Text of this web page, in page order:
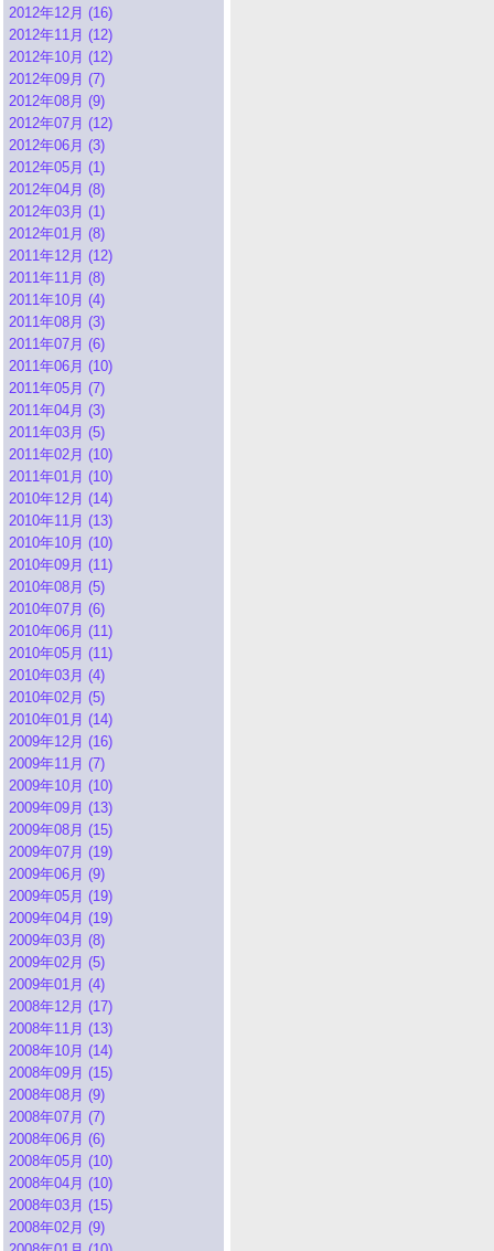
2012年12月 (16)
2012年11月 (12)
2012年10月 (12)
2012年09月 (7)
2012年08月 (9)
2012年07月 (12)
2012年06月 (3)
2012年05月 (1)
2012年04月 (8)
2012年03月 (1)
2012年01月 (8)
2011年12月 (12)
2011年11月 (8)
2011年10月 (4)
2011年08月 (3)
2011年07月 (6)
2011年06月 (10)
2011年05月 (7)
2011年04月 (3)
2011年03月 (5)
2011年02月 (10)
2011年01月 (10)
2010年12月 (14)
2010年11月 (13)
2010年10月 (10)
2010年09月 (11)
2010年08月 (5)
2010年07月 (6)
2010年06月 (11)
2010年05月 (11)
2010年03月 (4)
2010年02月 (5)
2010年01月 (14)
2009年12月 (16)
2009年11月 (7)
2009年10月 (10)
2009年09月 (13)
2009年08月 (15)
2009年07月 (19)
2009年06月 (9)
2009年05月 (19)
2009年04月 (19)
2009年03月 (8)
2009年02月 (5)
2009年01月 (4)
2008年12月 (17)
2008年11月 (13)
2008年10月 (14)
2008年09月 (15)
2008年08月 (9)
2008年07月 (7)
2008年06月 (6)
2008年05月 (10)
2008年04月 (10)
2008年03月 (15)
2008年02月 (9)